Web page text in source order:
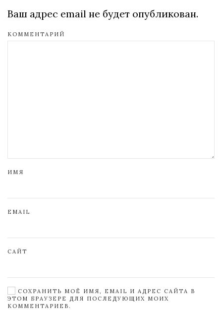
Ваш адрес email не будет опубликован.
КОММЕНТАРИЙ
ИМЯ
EMAIL
САЙТ
СОХРАНИТЬ МОЁ ИМЯ, EMAIL И АДРЕС САЙТА В
ЭТОМ БРАУЗЕРЕ ДЛЯ ПОСЛЕДУЮЩИХ МОИХ
КОММЕНТАРИЕВ.